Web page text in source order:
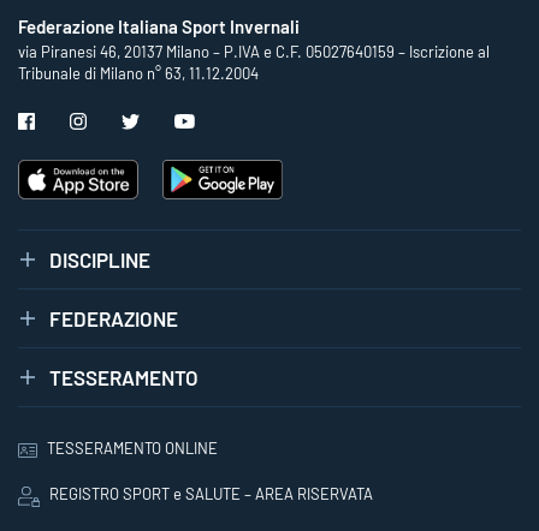
Federazione Italiana Sport Invernali
via Piranesi 46, 20137 Milano – P.IVA e C.F. 05027640159 – Iscrizione al
Tribunale di Milano n° 63, 11.12.2004
DISCIPLINE
FEDERAZIONE
TESSERAMENTO
TESSERAMENTO ONLINE
REGISTRO SPORT e SALUTE – AREA RISERVATA